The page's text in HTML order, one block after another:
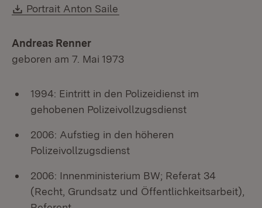
Download:
Portrait Anton Saile
Andreas Renner
geboren am 7. Mai 1973
1994: Eintritt in den Polizeidienst im
gehobenen Polizeivollzugsdienst
2006: Aufstieg in den höheren
Polizeivollzugsdienst
2006: Innenministerium BW; Referat 34
(Recht, Grundsatz und Öffentlichkeitsarbeit),